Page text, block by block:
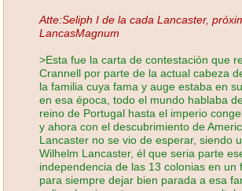
Atte:Seliph I de la cada Lancaster,
LancasMagnum
>Esta fue la carta de contestación que
Crannell por parte de la actual cabeza
la familia cuya fama y auge estaba en
en esa época, todo el mundo hablaba
reino de Portugal hasta el imperio
y ahora con el descubrimiento de
Lancaster no se vio de esperar, siendo
Wilhelm Lancaster, él que seria parte
independencia de las 13 colonias en un
para siempre dejar bien parada a esa